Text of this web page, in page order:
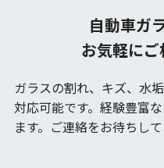
自動車ガ
お気軽にご
ガラスの割れ、キズ、水
対応可能です。 経験豊富
ます。ご連絡をお待ちして